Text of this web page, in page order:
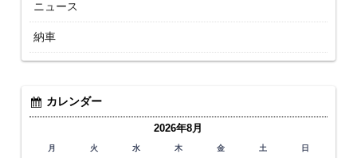
ニュース
納車
カレンダー
2026年8月
月 火 水 木 金 土 日